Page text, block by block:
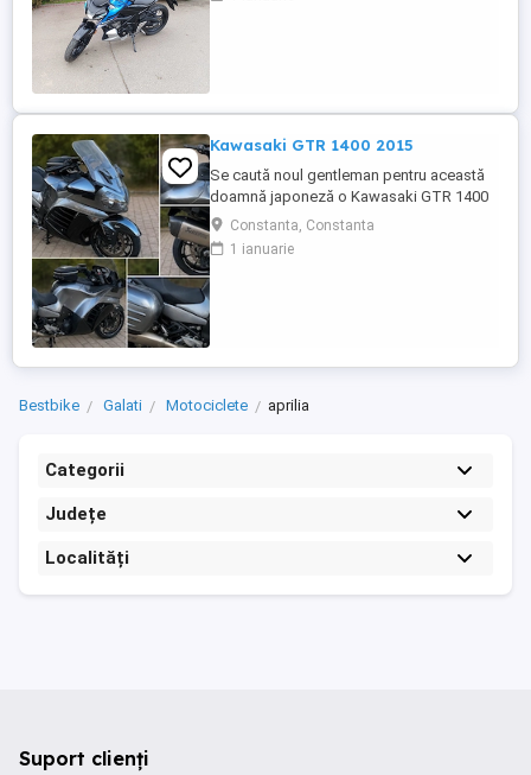
si schimb de ulei in service autorizat
Kawasaki GTR 1400 2015
Se caută noul gentleman pentru această
doamnă japoneză o Kawasaki GTR 1400
care încă întoarce priviri și iubește
kilometrii. A fost răsfățată, întreținută la
timp și tratată cu respect. O dau doar
Constanta, Constanta
1 ianuarie
Bestbike Galati Motociclete aprilia
Categorii
Județe
Localități
Suport clienți